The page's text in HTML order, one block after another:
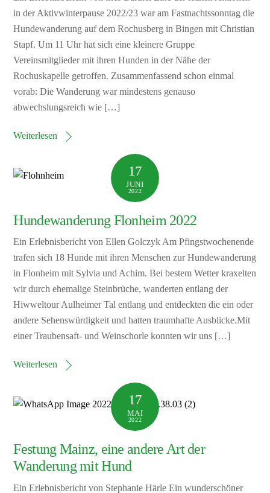
in der Aktivwinterpause 2022/23 war am Fastnachtssonntag die
Hundewanderung auf dem Rochusberg in Bingen mit Christian
Stapf. Um 11 Uhr hat sich eine kleinere Gruppe
Vereinsmitglieder mit ihren Hunden in der Nähe der
Rochuskapelle getroffen. Zusammenfassend schon einmal
vorab: Die Wanderung war mindestens genauso
abwechslungsreich wie […]
Weiterlesen
17
JUNI
2022
Hundewanderung Flonheim 2022
Ein Erlebnisbericht von Ellen Golczyk Am Pfingstwochenende
trafen sich 18 Hunde mit ihren Menschen zur Hundewanderung
in Flonheim mit Sylvia und Achim. Bei bestem Wetter kraxelten
wir durch ehemalige Steinbrüche, wanderten entlang der
Hiwweltour Aulheimer Tal entlang und entdeckten die ein oder
andere Sehenswürdigkeit und hatten traumhafte Ausblicke.Mit
einer Traubensaft- und Weinschorle konnten wir uns […]
Weiterlesen
17
MAI
2022
Festung Mainz, eine andere Art der
Wanderung mit Hund
Ein Erlebnisbericht von Stephanie Härle Ein wunderschöner